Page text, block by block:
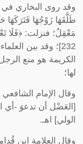
وقد روى البخاري
طَلَّقَهَا زَوْجُهَا فَتَرَكَهَا
مَعْقِلٌ؛ فنزلت: ﴿فَلَا
232]؛ وقد بين
الكريمة هو منع
لها؛
[العَضْل أن تدعوَ -أي
الولي] اهـ.